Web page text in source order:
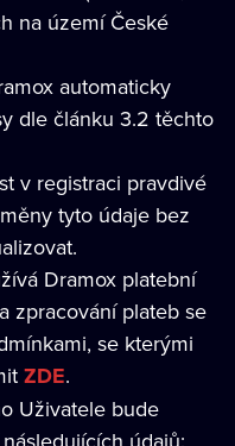
na území České
automaticky
dle článku 3.2 těchto
v registraci pravdivé
tyto údaje bez
Dramox platební
zpracování plateb se
se kterými
ZDE.
Uživatele bude